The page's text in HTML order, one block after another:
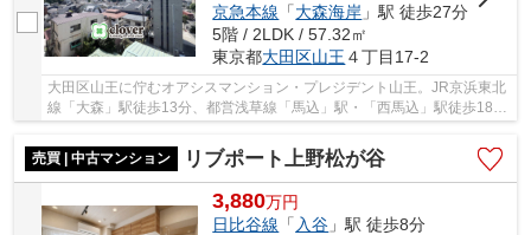
京急本線 「大森海岸 」駅 徒歩27分
5階 / 2LDK / 57.32㎡
東京都大田区山王 ４丁目17-2
大田区山王に佇むオアシスマンション・プレジデント山王。JR京浜東北
線「大森」駅徒歩13分、都営浅草線「馬込」駅・「西馬込」駅徒歩18
売買 | 中古マンション
リブポート上野松が谷
3,880万円
日比谷線 「 入谷 」駅 徒歩8分